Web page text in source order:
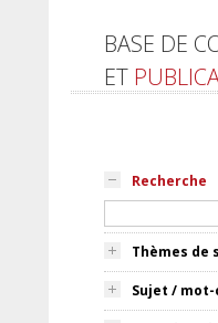
BASE DE
ET
Recherche
Thèmes de
Sujet / mot-